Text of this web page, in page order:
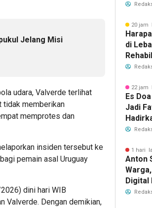
Jelang Misi
udara, Valverde terlihat
tidak memberikan
memprotes dan
insiden tersebut ke
pemain asal Uruguay
dini hari WIB
Valverde. Dengan demikian,
20 jam
di
Dibuka
22 jam
Es
Jadi
Es
1 hari
Anton
Digital